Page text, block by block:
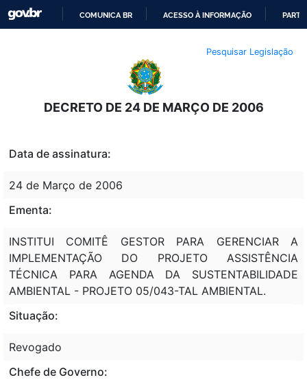
O
CONTEÚDO
COMUNICA BR ACESSO À INFORMAÇÃO
Pesquisar Legislação
DECRETO DE 24 DE MARÇO DE 2006
Data de assinatura:
24 de Março de 2006
Ementa:
INSTITUI COMITÊ GESTOR PARA GERENCIAR A
IMPLEMENTAÇÃO DO PROJETO ASSISTÊNCIA
TÉCNICA PARA AGENDA DA SUSTENTABILIDADE
AMBIENTAL - PROJETO 05/043-TAL AMBIENTAL.
Situação:
Revogado
Chefe de Governo: